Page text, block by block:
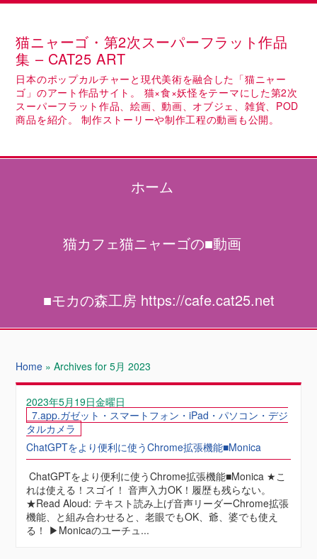
猫ニャーゴ・第2次スーパーフラット作品
集 – CAT25 ART
日本のポップカルチャーと現代美術を融合した「猫ニャー
ゴ」のアート作品サイト。 猫×食×妖怪をテーマにした第2次
スーパーフラット作品、絵画、動画、オブジェ、雑貨、POD
商品を紹介。 制作ストーリーや制作工程の動画も公開。
ホーム
猫カフェ猫ニャーゴの■動画
■モカの森工房 https://cafe.cat25.net
Home »Archives for 5月 2023
2023年5月19日金曜日
7.app.ガゼット・スマートフォン・iPad・パソコン・デジ
タルカメラ
ChatGPTをより便利に使うChrome拡張機能■Monica
ChatGPTをより便利に使うChrome拡張機能■Monica ★こ
れは使える！スゴイ！ 音声入力OK！履歴も残らない。
★Read Aloud: テキスト読み上げ音声リーダーChrome拡張
機能、と組み合わせると、老眼でもOK、爺、婆でも使え
る！ ▶︎Monicaのユーチュ...